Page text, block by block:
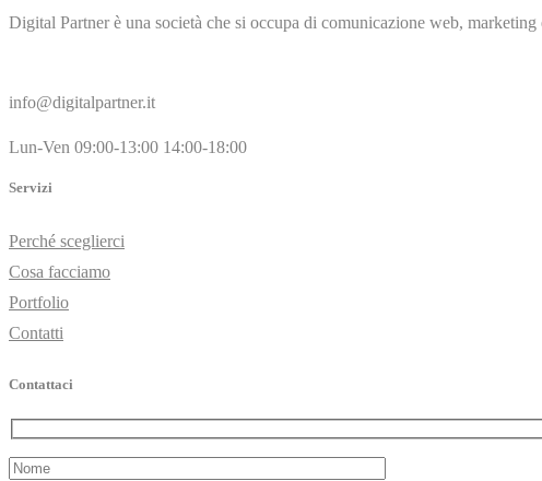
Digital Partner è una società che si occupa di comunicazione web, marketing
info@digitalpartner.it
Lun-Ven 09:00-13:00 14:00-18:00
Servizi
Perché sceglierci
Cosa facciamo
Portfolio
Contatti
Contattaci